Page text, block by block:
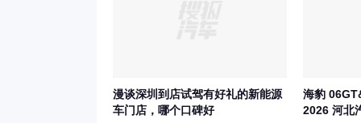
漫谈深圳到店试驾有好礼的新能源
车门店，哪个口碑好
海豹
2026 河北